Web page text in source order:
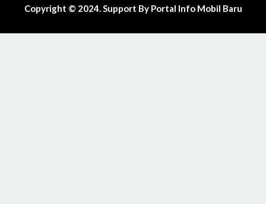
Copyright © 2024. Support By Portal Info Mobil Baru